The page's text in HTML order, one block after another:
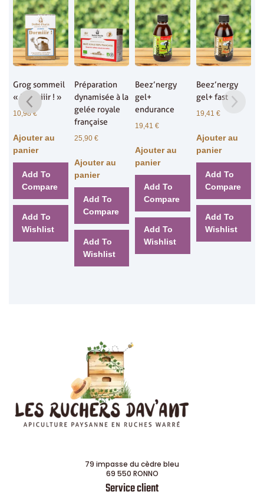
Grog sommeil
« Dormiiir ! »
10,98€
Ajouter au
panier
Add To
Compare
Add To
Wishlist
Préparation
dynamisée à la
gelée royale
française
25,90 €
Ajouter au
panier
Add To
Compare
Add To
Wishlist
Beez’nergy
gel+
endurance
19,41€
Ajouter au
panier
Add To
Compare
Add To
Wishlist
Beez’nergy
gel+ fast
19,41 €
Ajouter au
panier
Add To
Compare
Add To
Wishlist
79 impasse du cèdre bleu
69 550 RONNO
Service client